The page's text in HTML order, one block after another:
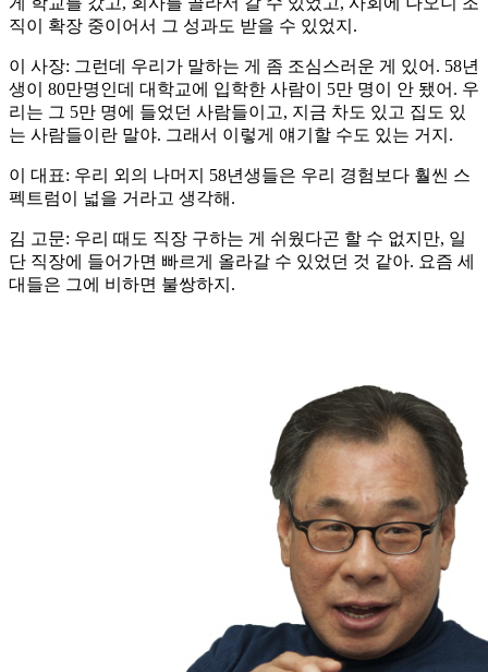
직이 확장 중이어서 그 성과도 받을 수 있었지.
이 사장: 그런데 우리가 말하는 게 좀 조심스러운 게 있어. 58년
생이 80만명인데 대학교에 입학한 사람이 5만 명이 안 됐어. 우
리는 그 5만 명에 들었던 사람들이고, 지금 차도 있고 집도 있
는 사람들이란 말야. 그래서 이렇게 얘기할 수도 있는 거지.
이 대표: 우리 외의 나머지 58년생들은 우리 경험보다 훨씬 스
펙트럼이 넓을 거라고 생각해.
김 고문: 우리 때도 직장 구하는 게 쉬웠다곤 할 수 없지만, 일
단 직장에 들어가면 빠르게 올라갈 수 있었던 것 같아. 요즘 세
대들은 그에 비하면 불쌍하지.